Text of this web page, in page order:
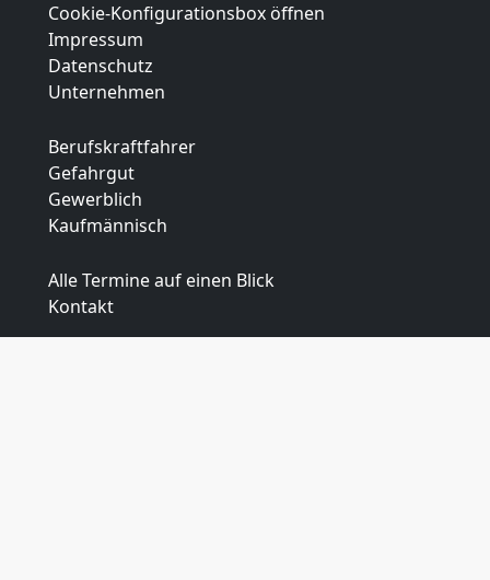
Cookie-Konfigurationsbox öffnen
Impressum
Datenschutz
Unternehmen
Berufskraftfahrer
Gefahrgut
Gewerblich
Kaufmännisch
Alle Termine auf einen Blick
Kontakt